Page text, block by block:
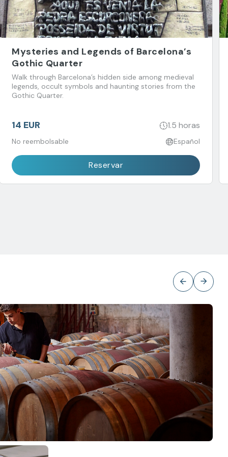
Mysteries and Legends of Barcelona’s
Gothic Quarter
Walk through Barcelona’s hidden side among medieval
legends, occult symbols and haunting stories from the
Gothic Quarter.
14 EUR 1.5 horas
No reembolsable Español
Reservar